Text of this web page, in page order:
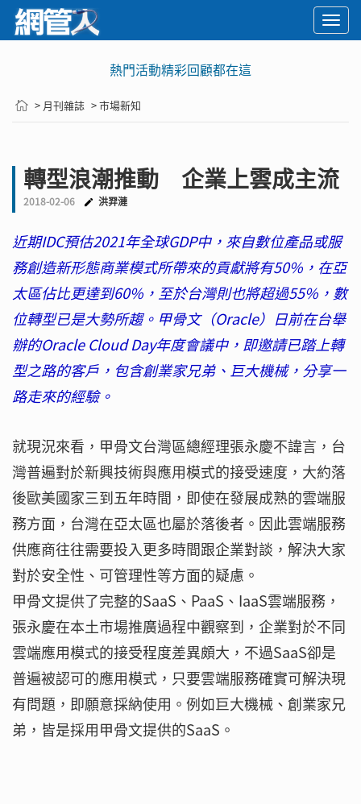
熱門活動精彩回顧都在這
> 月刊雜誌 > 市場新知
轉型浪潮推動 企業上雲成主流
2018-02-06 洪羿漣
近期IDC預估2021年全球GDP中，來自數位產品或服
務創造新形態商業模式所帶來的貢獻將有50%，在亞
太區佔比更達到60%，至於台灣則也將超過55%，數
位轉型已是大勢所趨。甲骨文（Oracle）日前在台舉
辦的Oracle Cloud Day年度會議中，即邀請已踏上轉
型之路的客戶，包含創業家兄弟、巨大機械，分享一
路走來的經驗。
就現況來看，甲骨文台灣區總經理張永慶不諱言，台
灣普遍對於新興技術與應用模式的接受速度，大約落
後歐美國家三到五年時間，即使在發展成熟的雲端服
務方面，台灣在亞太區也屬於落後者。因此雲端服務
供應商往往需要投入更多時間跟企業對談，解決大家
對於安全性、可管理性等方面的疑慮。
甲骨文提供了完整的SaaS、PaaS、IaaS雲端服務，
張永慶在本土市場推廣過程中觀察到，企業對於不同
雲端應用模式的接受程度差異頗大，不過SaaS卻是
普遍被認可的應用模式，只要雲端服務確實可解決現
有問題，即願意採納使用。例如巨大機械、創業家兄
弟，皆是採用甲骨文提供的SaaS。